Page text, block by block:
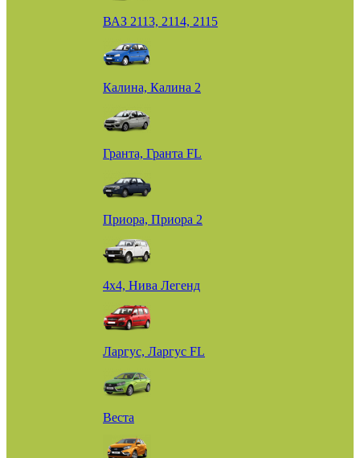
ВАЗ 2113, 2114, 2115
Калина, Калина 2
Гранта, Гранта FL
Приора, Приора 2
4х4, Нива Легенд
Ларгус, Ларгус FL
Веста